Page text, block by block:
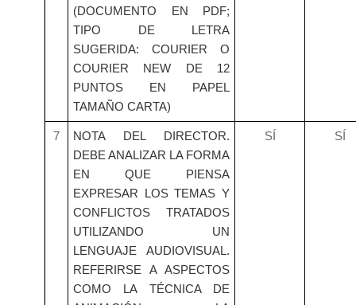
(DOCUMENTO EN PDF;
TIPO DE LETRA
SUGERIDA: COURIER O
COURIER NEW DE 12
PUNTOS EN PAPEL
TAMAÑO CARTA)
7
NOTA DEL DIRECTOR.
DEBE ANALIZAR LA FORMA
EN QUE PIENSA
EXPRESAR LOS TEMAS Y
CONFLICTOS TRATADOS
UTILIZANDO UN
LENGUAJE AUDIOVISUAL.
REFERIRSE A ASPECTOS
COMO LA TÉCNICA DE
SÍ SÍ